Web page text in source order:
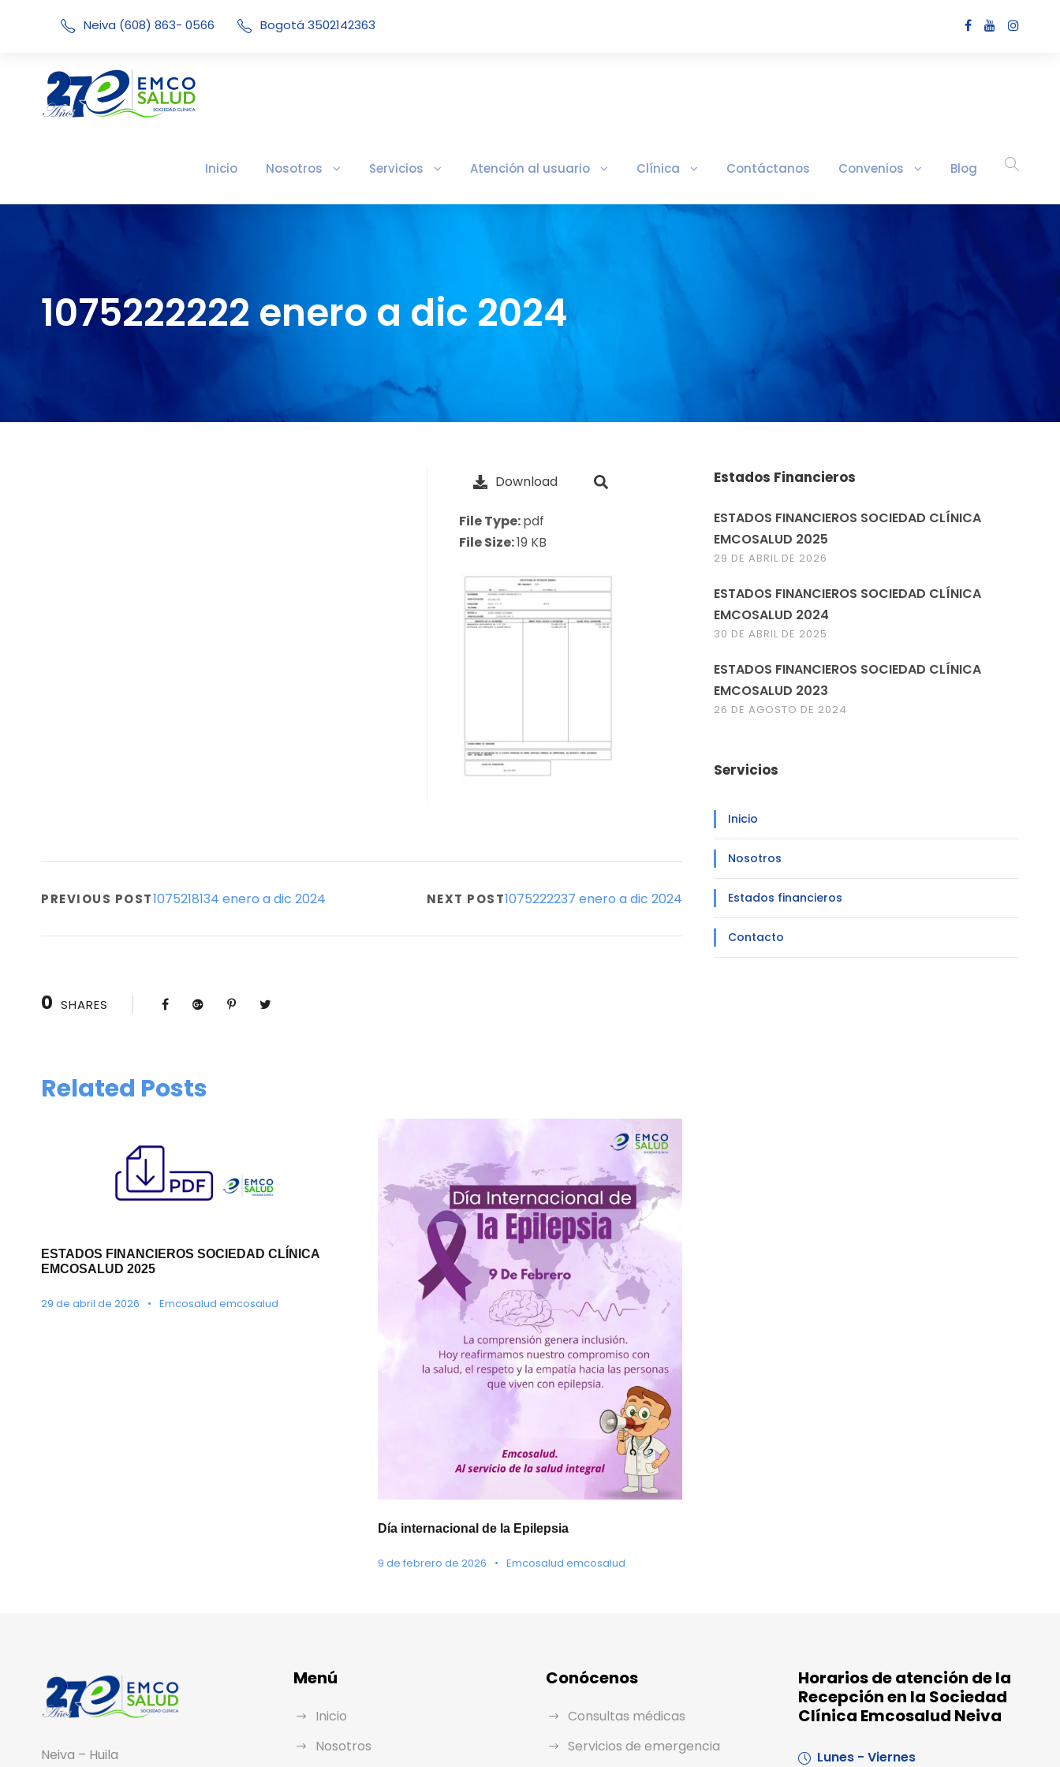
Neiva (608) 863- 0566 Bogotá 3502142363
Inicio Nosotros Servicios Atención al usuario Clínica Contáctanos Convenios Blog
1075222222 enero a dic 2024
Download
File Type:pdf
File Size:19 KB
PREVIOUS POST1075218134 enero a dic 2024 NEXT POST1075222237 enero a dic 2024
0 SHARES
Related Posts
ESTADOS FINANCIEROS SOCIEDAD CLÍNICA
EMCOSALUD 2025
29 de abril de 2026 • Emcosalud emcosalud
Día internacional de la Epilepsia
9 de febrero de 2026 • Emcosalud emcosalud
Estados Financieros
ESTADOS FINANCIEROS SOCIEDAD CLÍNICA
EMCOSALUD 2025
29 DE ABRIL DE 2026
ESTADOS FINANCIEROS SOCIEDAD CLÍNICA
EMCOSALUD 2024
30 DE ABRIL DE 2025
ESTADOS FINANCIEROS SOCIEDAD CLÍNICA
EMCOSALUD 2023
26 DE AGOSTO DE 2024
Servicios
Inicio
Nosotros
Estados financieros
Contacto
Neiva – Huila
Menú
Inicio
Nosotros
Conócenos
Consultas médicas
Servicios de emergencia
Horarios de atención de la
Recepción en la Sociedad
Clínica Emcosalud Neiva
Lunes - Viernes